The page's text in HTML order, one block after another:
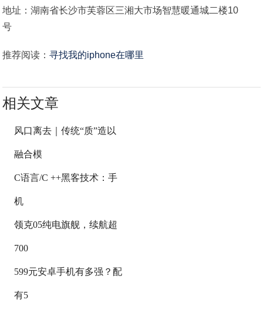
地址：湖南省长沙市芙蓉区三湘大市场智慧暖通城二楼10
号
推荐阅读：寻找我的iphone在哪里
相关文章
风口离去｜传统“质”造以
融合模
C语言/C ++黑客技术：手
机
领克05纯电旗舰，续航超
700
599元安卓手机有多强？配
有5